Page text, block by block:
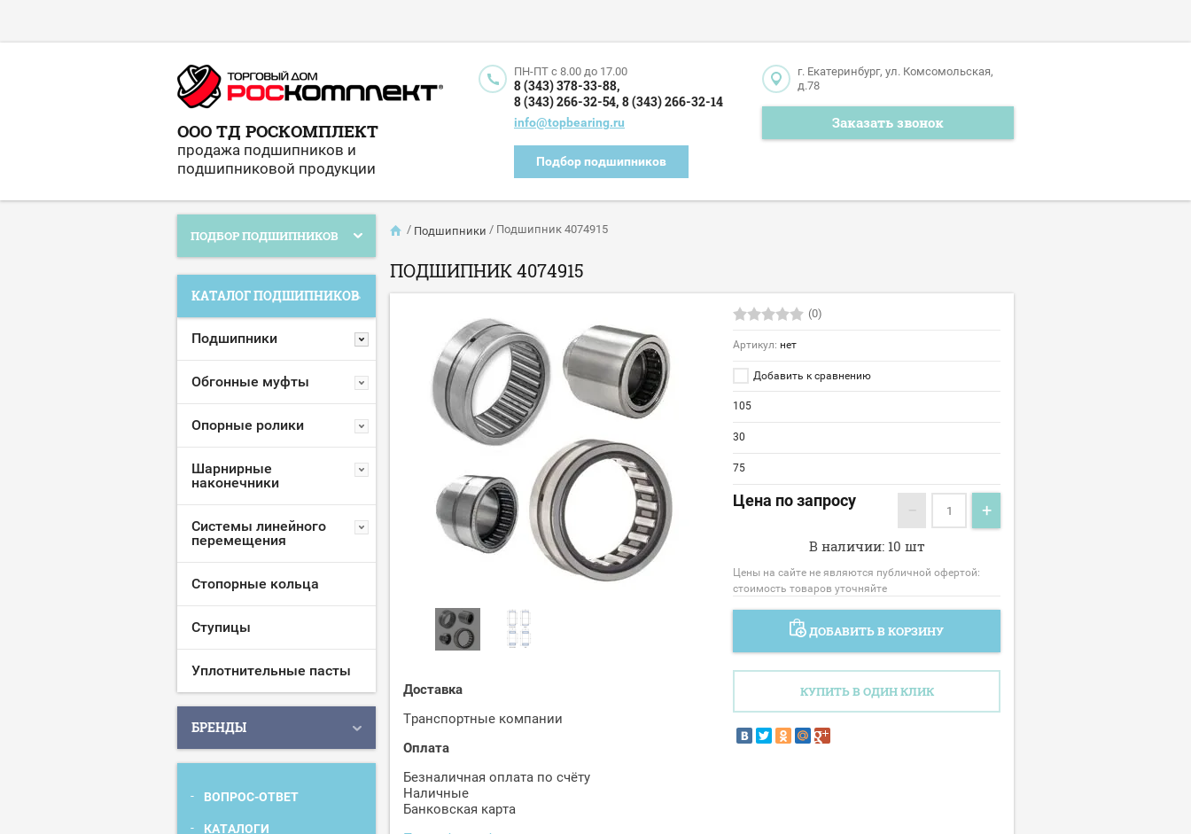
ООО ТД РОСКОМПЛЕКТ
продажа подшипников и
подшипниковой продукции
ПН-ПТ c 8.00 до 17.00
8 (343) 378-33-88,
8 (343) 266-32-54, 8 (343) 266-32-14
info@topbearing.ru
Подбор подшипников
г. Екатеринбург, ул. Комсомольская,
д.78
Заказать звонок
ПОДБОР ПОДШИПНИКОВ
КАТАЛОГ ПОДШИПНИКОВ
Подшипники
Обгонные муфты
Опорные ролики
Шарнирные
наконечники
Системы линейного
перемещения
Стопорные кольца
Ступицы
Уплотнительные пасты
БРЕНДЫ
ВОПРОС-ОТВЕТ
КАТАЛОГИ
/ Подшипники / Подшипник 4074915
ПОДШИПНИК 4074915
Доставка
Транспортные компании
Оплата
Безналичная оплата по счёту
Наличные
Банковская карта
(0)
Артикул: нет
Добавить к сравнению
105
30
75
Цена по запросу − +
В наличии: 10 шт
Цены на сайте не являются публичной офертой:
стоимость товаров уточняйте
ДОБАВИТЬ В КОРЗИНУ
КУПИТЬ В ОДИН КЛИК